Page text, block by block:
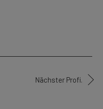
Nächster Profi.